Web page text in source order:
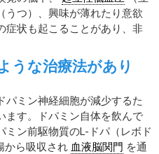
うつ）、興味が薄れたり意欲
症状も起こることがあり、非
うな治療法があり
パミン神経細胞が減少するた
ます。ドパミン自体を飲んで
ミン前駆物質のL-ドパ（レボド
から吸収され 血液脳関門 を通